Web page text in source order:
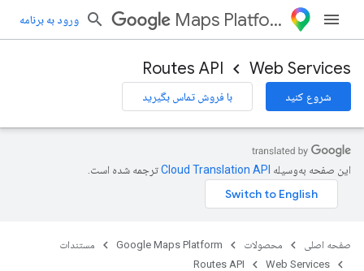
Maps Platform ورود به برنامه
Web Services
Routes API
شروع کنید با فروش تماس بگیرید
این صفحه به‌وسیله ترجمه شده است.
صفحه اصلی محصولات Google Maps Platform
مستندات
Web Services
Routes API